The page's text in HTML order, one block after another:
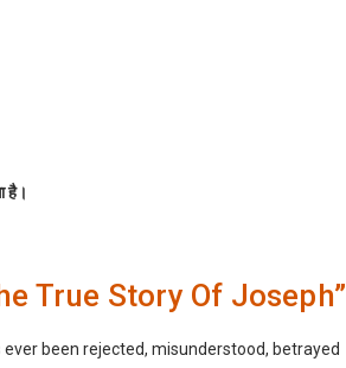
है।
True Story Of Joseph”
been rejected, misunderstood, betrayed